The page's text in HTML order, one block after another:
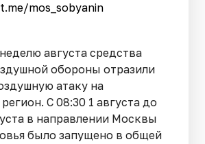
t.me/mos_sobyanin
августа средства
обороны отразили
атаку на
С 08:30 1 августа до
в направлении Москвы
было запущено в общей